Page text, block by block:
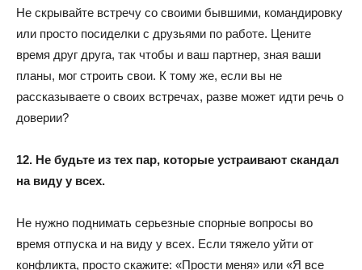
Не скрывайте встречу со своими бывшими, командировку
или просто посиделки с друзьями по работе. Цените
время друг друга, так чтобы и ваш партнер, зная ваши
планы, мог строить свои. К тому же, если вы не
рассказываете о своих встречах, разве может идти речь о
доверии?
12. Не будьте из тех пар, которые устраивают скандал
на виду у всех.
Не нужно поднимать серьезные спорные вопросы во
время отпуска и на виду у всех. Если тяжело уйти от
конфликта, просто скажите: «Прости меня» или «Я все